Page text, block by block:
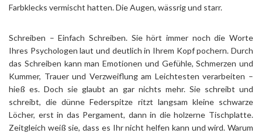
Farbklecks vermischt hatten. Die Augen, wässrig und starr.
Schreiben – Einfach Schreiben. Sie hört immer noch die Worte
Ihres Psychologen laut und deutlich in Ihrem Kopf pochern. Durch
das Schreiben kann man Emotionen und Gefühle, Schmerzen und
Kummer, Trauer und Verzweiflung am Leichtesten verarbeiten –
hieß es. Doch sie glaubt an gar nichts mehr. Sie schreibt und
schreibt, die dünne Federspitze ritzt langsam kleine schwarze
Löcher, erst in das Pergament, dann in die holzerne Tischplatte.
Zeitgleich weiß sie, dass es Ihr nicht helfen kann und wird. Warum